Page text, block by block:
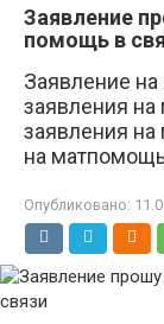
Заявление
помощь в
Заявление
заявления
заявления
на
Опубликовано: